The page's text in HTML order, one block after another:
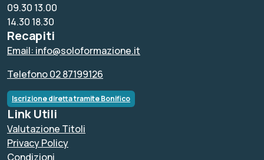
09.30 13.00
14.30 18.30
Recapiti
Email: info@soloformazione.it
Telefono 02 87199126
Iscrizione diretta tramite Bonifico
Link Utili
Valutazione Titoli
Privacy Policy
Condizioni